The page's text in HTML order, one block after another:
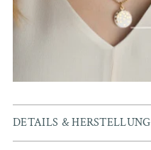
DETAILS & HERSTELLUNG